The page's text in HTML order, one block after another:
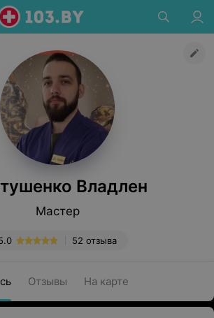
Владлен
Мастер
52 отзыва
Отзывы На карте